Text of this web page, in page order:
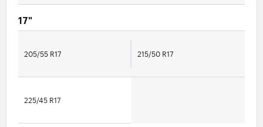
17"
205/55 R17 215/50 R17
225/45 R17